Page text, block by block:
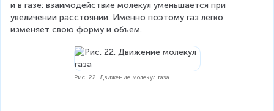
и в газе: взаимодействие молекул уменьшается при
увеличении расстоянии. Именно поэтому газ легко
изменяет свою форму и объем.
Рис. 22. Движение молекул газа